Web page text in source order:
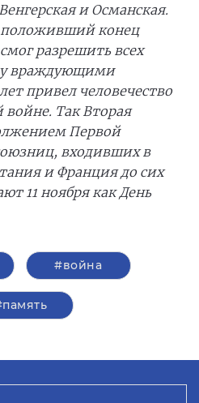
и Османская.
положивший конец
разрешить всех
враждующими
привел человечество
войне. Так Вторая
Первой
входивших в
и Франция до сих
11 ноября как День
#война